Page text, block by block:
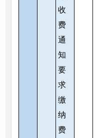
收
费
通
知
要
求
缴
纳
费